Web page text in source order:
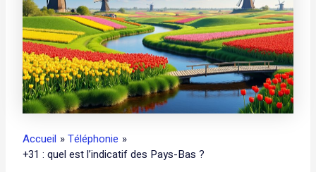
Accueil
Téléphonie
+31 : quel est l’indicatif des Pays-Bas ?